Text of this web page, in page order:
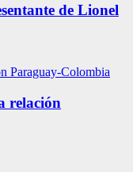
de Lionel
relación